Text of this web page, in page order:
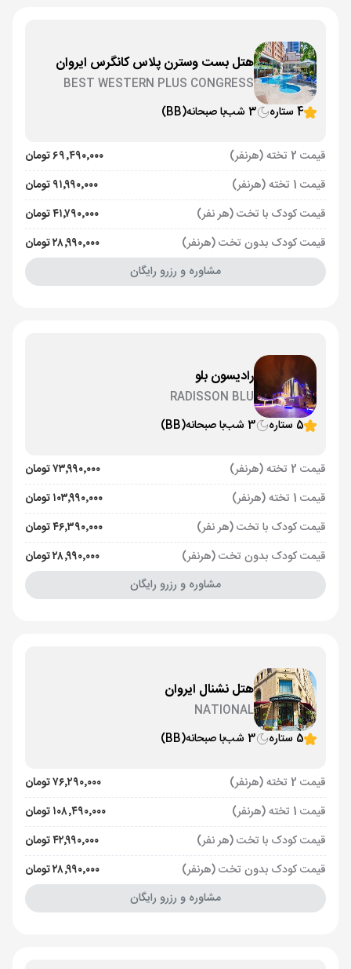
هتل بست وسترن پلاس کانگرس ایروان
BEST WESTERN PLUS CONGRESS
4 ستاره
3 شب با صبحانه(BB)
قیمت 2 تخته (هرنفر)
۶۹٬۴۹۰٬۰۰۰ تومان
قیمت 1 تخته (هرنفر)
۹۱٬۹۹۰٬۰۰۰ تومان
قیمت کودک با تخت (هر نفر)
۴۱٬۷۹۰٬۰۰۰ تومان
قیمت کودک بدون تخت (هرنفر)
۲۸٬۹۹۰٬۰۰۰ تومان
مشاوره و رزرو رایگان
رادیسون بلو
RADISSON BLU
5 ستاره
3 شب با صبحانه(BB)
قیمت 2 تخته (هرنفر)
۷۳٬۹۹۰٬۰۰۰ تومان
قیمت 1 تخته (هرنفر)
۱۰۳٬۹۹۰٬۰۰۰ تومان
قیمت کودک با تخت (هر نفر)
۴۶٬۳۹۰٬۰۰۰ تومان
قیمت کودک بدون تخت (هرنفر)
۲۸٬۹۹۰٬۰۰۰ تومان
مشاوره و رزرو رایگان
هتل نشنال ایروان
NATIONAL
5 ستاره
3 شب با صبحانه(BB)
قیمت 2 تخته (هرنفر)
۷۶٬۲۹۰٬۰۰۰ تومان
قیمت 1 تخته (هرنفر)
۱۰۸٬۴۹۰٬۰۰۰ تومان
قیمت کودک با تخت (هر نفر)
۴۲٬۹۹۰٬۰۰۰ تومان
قیمت کودک بدون تخت (هرنفر)
۲۸٬۹۹۰٬۰۰۰ تومان
مشاوره و رزرو رایگان